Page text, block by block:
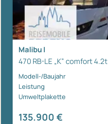
Malibu I
470 RB-LE „K“ comfort 4.2t
Modell-/Baujahr
Leistung
Umweltplakette
135.900 €